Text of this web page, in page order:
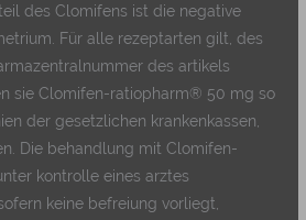
des Clomifens ist die negative
Für alle rezeptarten gilt, des
des artikels
sie Clomifen-ratiopharm® 50 mg so
der gesetzlichen krankenkassen,
Die behandlung mit Clomifen-
kontrolle eines arztes
keine befreiung vorliegt,